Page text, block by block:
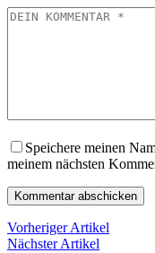
DEIN
Speichere meinen
meinem nächsten
Vorheriger Artikel
Nächster Artikel